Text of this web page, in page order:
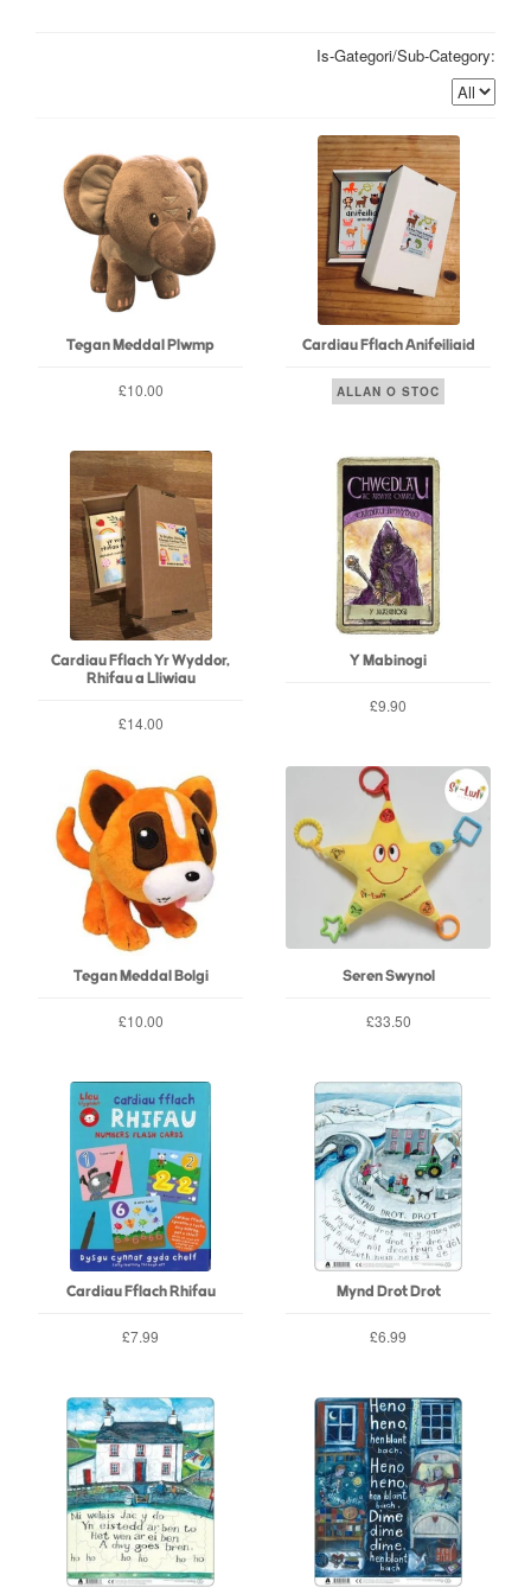
Is-Gategori/Sub-Category:
Tegan Meddal Plwmp
£10.00
Cardiau Fflach Anifeiliaid
ALLAN O STOC
Cardiau Fflach Yr Wyddor,
Rhifau a Lliwiau
£14.00
Y Mabinogi
£9.90
Tegan Meddal Bolgi
£10.00
Seren Swynol
£33.50
Cardiau Fflach Rhifau
£7.99
Mynd Drot Drot
£6.99